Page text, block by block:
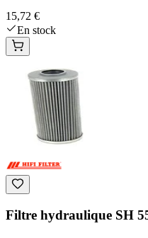
15,72 €
En stock
Filtre hydraulique SH